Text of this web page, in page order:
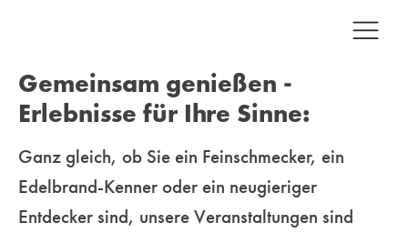
Gemeinsam genießen -
Erlebnisse für Ihre Sinne:
Ganz gleich, ob Sie ein Feinschmecker, ein
Edelbrand-Kenner oder ein neugieriger
Entdecker sind, unsere Veranstaltungen sind